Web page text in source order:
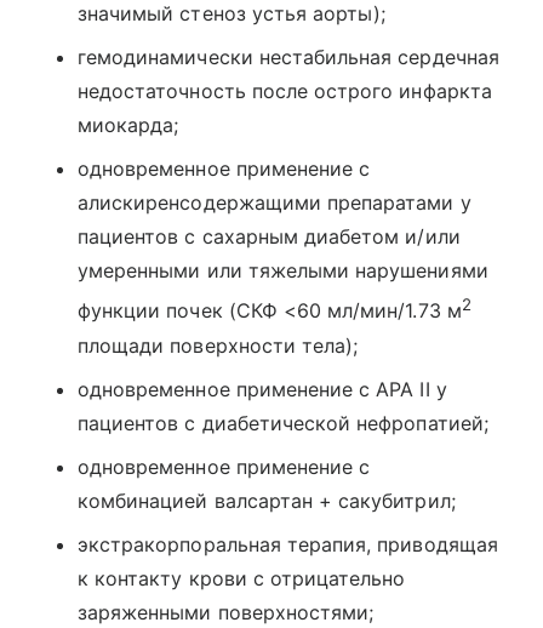
значимый стеноз устья аорты);
гемодинамически нестабильная сердечная
недостаточность после острого инфаркта
миокарда;
одновременное применение с
алискиренсодержащими препаратами у
пациентов с сахарным диабетом и/или
умеренными или тяжелыми нарушениями
функции почек (СКФ <60 мл/мин/1.73 м2
площади поверхности тела);
одновременное применение с АРА II у
пациентов с диабетической нефропатией;
одновременное применение с
комбинацией валсартан + сакубитрил;
экстракорпоральная терапия, приводящая
к контакту крови с отрицательно
заряженными поверхностями;